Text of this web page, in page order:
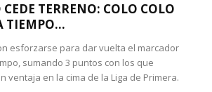
TERRENO: COLO COLO
TIEMPO...
esforzarse para dar vuelta el marcador
sumando 3 puntos con los que
ventaja en la cima de la Liga de Primera.